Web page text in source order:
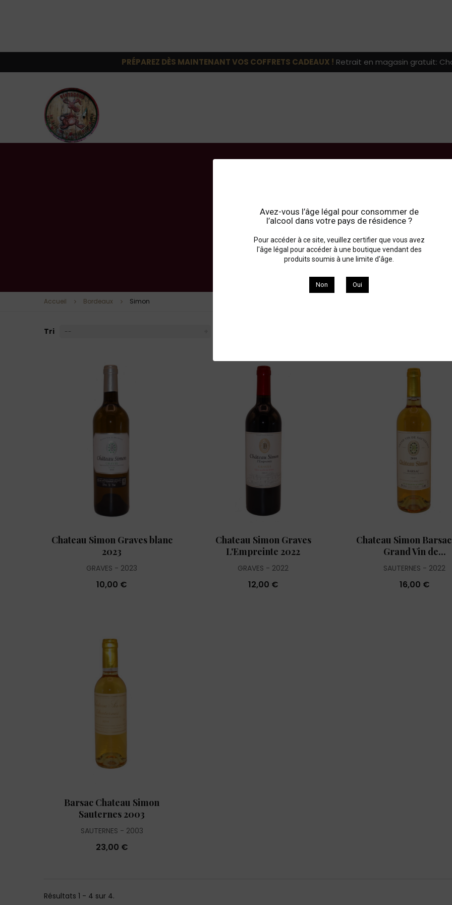
Avez-vous l’âge légal pour consommer de
l’alcool dans votre pays de résidence ?
Pour accéder à ce site, veuillez certifier que vous avez
l'âge légal pour accéder à une boutique vendant des
produits soumis à une limite d'âge.
Non Oui
PRÉPAREZ DÈS MAINTENANT VOS COFFRETS CADEAUX ! Retrait en magasin gratuit:
Simon
Découvrez nos vins du Château Simon
Accueil Bordeaux Simon
Tri --
Chateau Simon Graves blanc
2023
GRAVES 2023
10,00 €
Chateau Simon Graves
L'Empreinte 2022
GRAVES 2022
12,00 €
Chateau Simon
Grand Vin de...
SAUTERNES 2022
16,00 €
Barsac Chateau Simon
Sauternes 2003
SAUTERNES 2003
23,00 €
Résultats 1 - 4 sur 4.